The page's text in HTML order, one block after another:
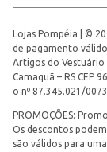
Lojas Pompéia | ©
de pagamento
Artigos do Vestuário
Camaquã – RS CEP
o nº 87.345.021/
PROMOÇÕES:
Os descontos
são válidos para